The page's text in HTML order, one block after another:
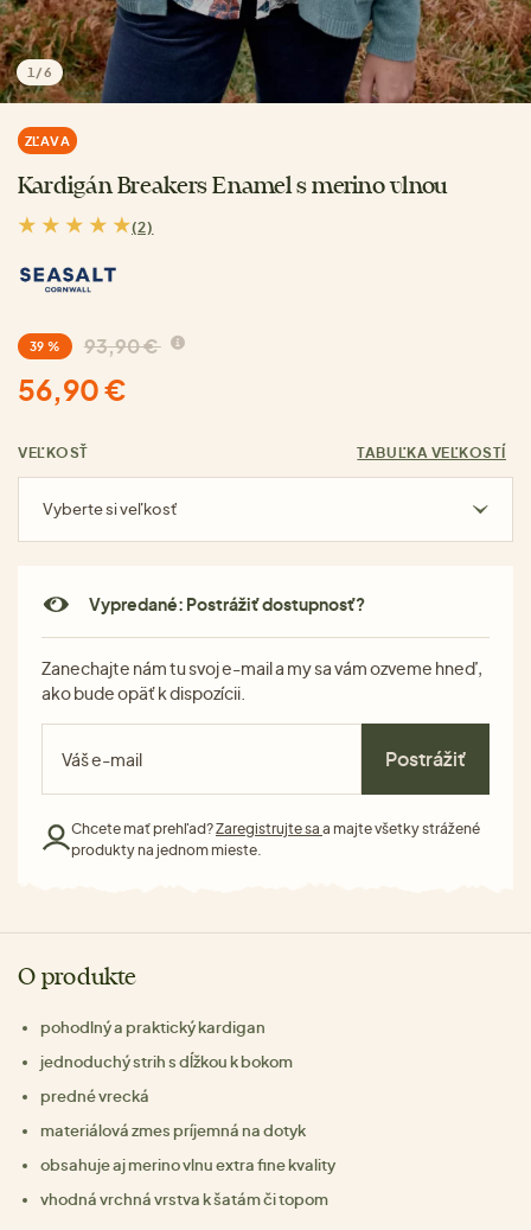
1 /6
ZĽAVA
Kardigán Breakers Enamel s merino vlnou
(2)
39 % 93,90 €
56,90 €
VEĽKOSŤ TABUĽKA VEĽKOSTÍ
Vyberte si veľkosť
Vypredané: Postrážiť dostupnosť?
Zanechajte nám tu svoj e-mail a my sa vám ozveme hneď,
ako bude opäť k dispozícii.
Postrážiť
Chcete mať prehľad?Zaregistrujte sa a majte všetky strážené
produkty na jednom mieste.
O produkte
pohodlný a praktický kardigan
jednoduchý strih s dĺžkou k bokom
predné vrecká
materiálová zmes príjemná na dotyk
obsahuje aj merino vlnu extra fine kvality
vhodná vrchná vrstva k šatám či topom